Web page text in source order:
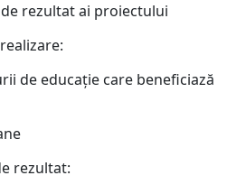
rezultat ai proiectului
de educație care beneficiază
rezultat: